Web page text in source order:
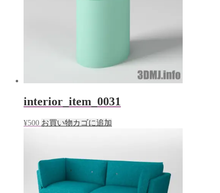
interior_item_0031
¥500 お買い物カゴに追加